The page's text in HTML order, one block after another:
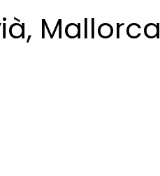
Mallorca